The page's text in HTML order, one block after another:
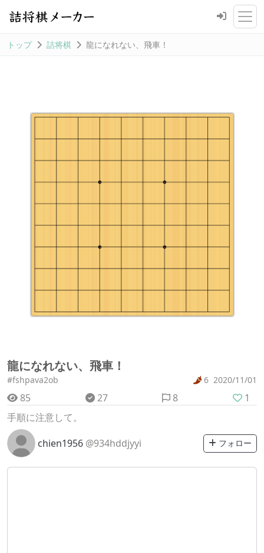
トップ 詰将棋 龍になれない、飛車！
龍になれない、飛車！
#fshpava2ob 6 2020/11/01
85 27 8
1
手順に注意して。
chien1956 @934hddjyyi フォロー